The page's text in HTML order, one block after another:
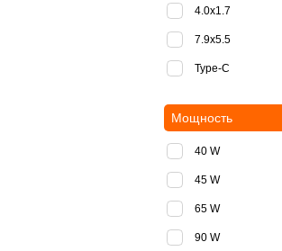
4.0x1.7
7.9x5.5
Type-C
Мощность
40 W
45 W
65 W
90 W